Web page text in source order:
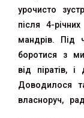
урочисто
після 4-
мандрів. Під
боротися з
від піратів,
Доводилося
власноруч,